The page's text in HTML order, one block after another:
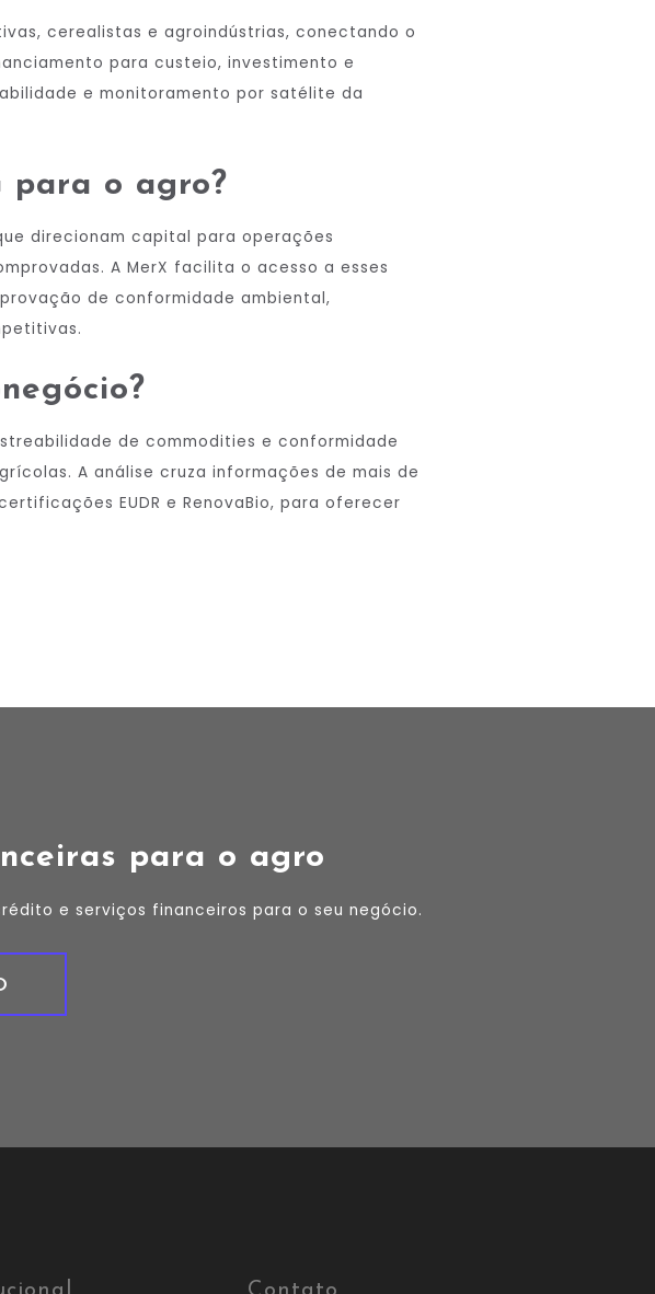
cerealistas e agroindústrias, conectando o
para custeio, investimento e
e monitoramento por satélite da
para o agro?
direcionam capital para operações
A MerX facilita o acesso a esses
de conformidade ambiental,
de commodities e conformidade
A análise cruza informações de mais de
EUDR e RenovaBio, para oferecer
para o agro
e serviços financeiros para o seu negócio.